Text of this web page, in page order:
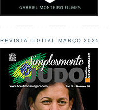
REVISTA DIGITAL MARÇO 2025